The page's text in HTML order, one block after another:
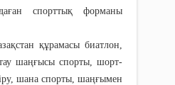
спорттық форманы
құрамасы биатлон,
шаңғысы спорты, шорт-
шана спорты, шаңғымен